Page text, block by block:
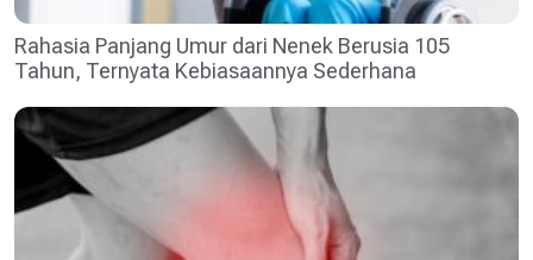
Rahasia Panjang Umur dari Nenek Berusia 105
Tahun, Ternyata Kebiasaannya Sederhana